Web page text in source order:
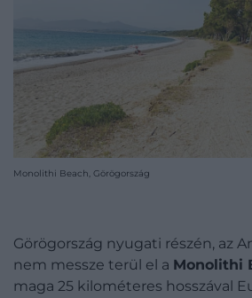
Monolithi Beach, Görögország
Görögország nyugati részén, az
nem messze terül el a Monolithi
maga 25 kilométeres hosszával